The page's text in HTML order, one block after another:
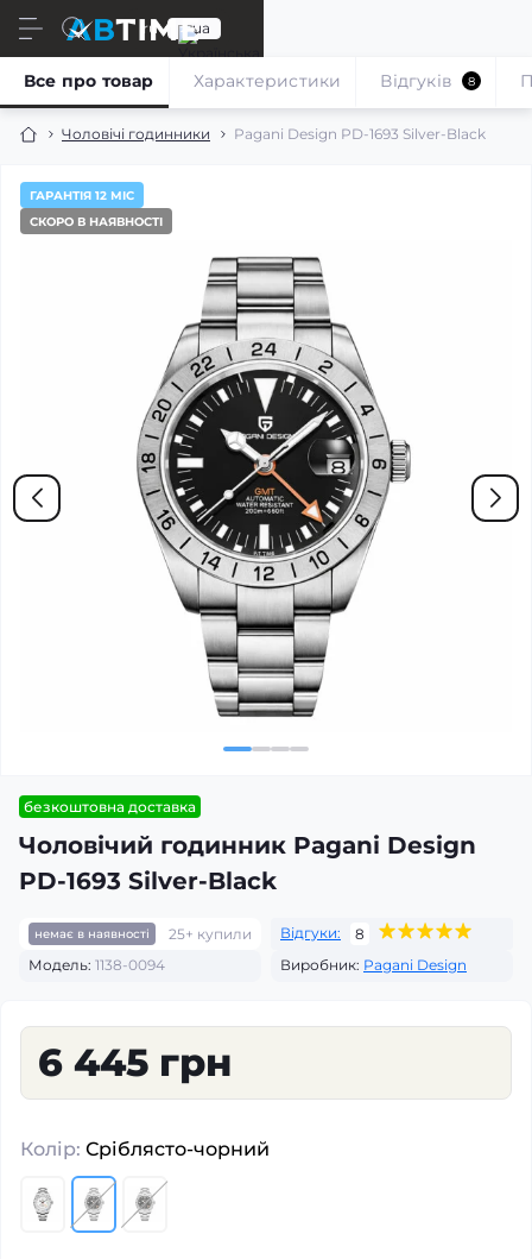
ru ua
Чоловічі годинники Pagani Design PD-1693 Silver-Black
Все про товар Характеристики Відгуків 8
ГАРАНТІЯ 12 МІС
СКОРО В НАЯВНОСТІ
безкоштовна доставка
Чоловічий годинник Pagani Design
PD-1693 Silver-Black
немає в наявності 25+ купили Відгуки:
8
Модель: 1138-0094 Виробник: Pagani Design
6 445 грн
Колір: Сріблясто-чорний